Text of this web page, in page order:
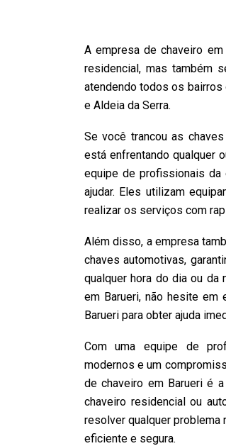
A empresa de chaveiro
residencial, mas também
atendendo todos os bairros
e Aldeia da Serra.
Se você trancou as
está enfrentando qualquer
equipe de profissionais da
ajudar. Eles utilizam
realizar os serviços com
Além disso, a empresa
chaves automotivas,
qualquer hora do dia ou da
em Barueri, não hesite em
Barueri para obter ajuda
Com uma equipe de
modernos e um
de chaveiro em Barueri é
chaveiro residencial ou
resolver qualquer problema
eficiente e segura.